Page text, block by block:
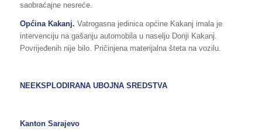
saobraćajne nesreće.
Općina Kakanj. Vatrogasna jedinica općine Kakanj imala je
intervenciju na gašanju automobila u naselju Donji Kakanj.
Povrijeđenih nije bilo. Pričinjena materijalna šteta na vozilu.
NEEKSPLODIRANA UBOJNA SREDSTVA
Kanton Sarajevo